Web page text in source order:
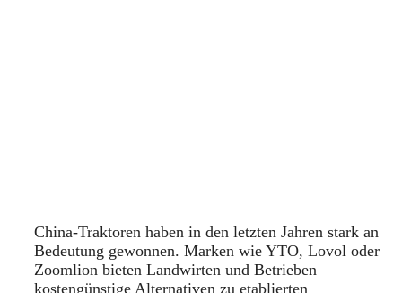
China-Traktoren haben in den letzten Jahren stark an
Bedeutung gewonnen. Marken wie YTO, Lovol oder
Zoomlion bieten Landwirten und Betrieben
kostengünstige Alternativen zu etablierten